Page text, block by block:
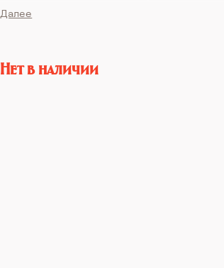
сладкая вишня, ваниль, орехи, миндаль. Такое
требованиям. Каждый может подобрать
Далее
Нет в наличии